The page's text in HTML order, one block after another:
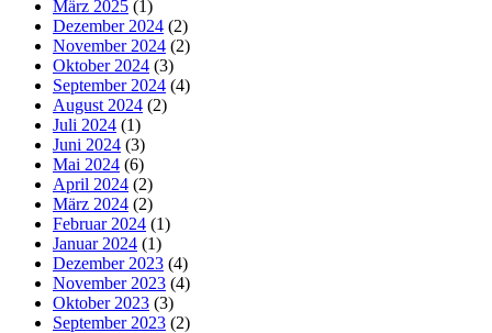
März 2025 (1)
Dezember 2024 (2)
November 2024 (2)
Oktober 2024 (3)
September 2024 (4)
August 2024 (2)
Juli 2024 (1)
Juni 2024 (3)
Mai 2024 (6)
April 2024 (2)
März 2024 (2)
Februar 2024 (1)
Januar 2024 (1)
Dezember 2023 (4)
November 2023 (4)
Oktober 2023 (3)
September 2023 (2)